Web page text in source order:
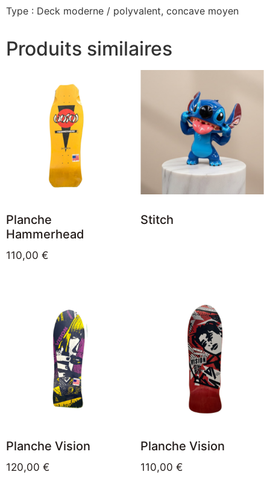
Type : Deck moderne / polyvalent, concave moyen
Produits similaires
Planche
Hammerhead
110,00 €
Stitch
Planche Vision
120,00 €
Planche Vision
110,00 €